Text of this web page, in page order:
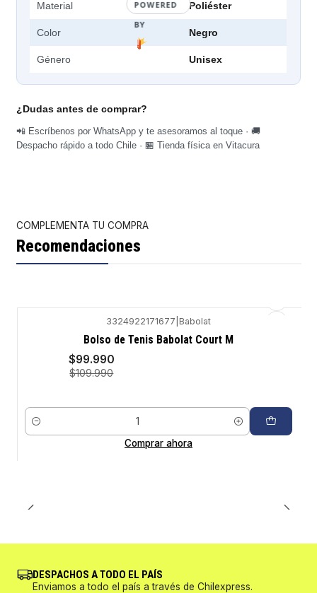
Material Poliéster
Color Negro
Género Unisex
¿Dudas antes de comprar?
📲 Escríbenos por WhatsApp y te asesoramos al toque · 🚚
Despacho rápido a todo Chile · 🏪 Tienda física en Vitacura
COMPLEMENTA TU COMPRA
Recomendaciones
3324922171677 Babolat
Bolso de Tenis Babolat Court M
$99.990
$109.990
Cantidad
Comprar ahora
DESPACHOS A TODO EL PAÍS
Enviamos a todo el país a través de Chilexpress.
POWERED
BY